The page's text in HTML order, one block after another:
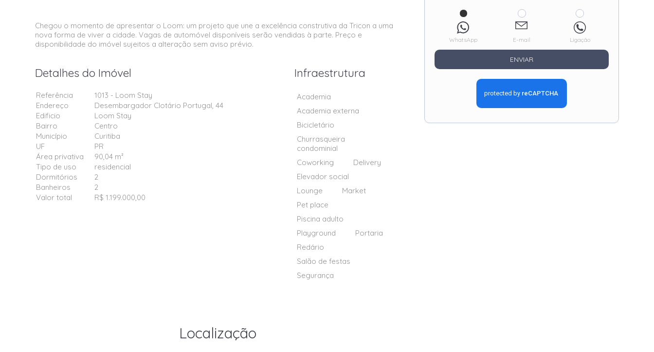
Chegou o momento de apresentar o Loom: um projeto que une a excelência construtiva da Tricon a uma
nova forma de viver a cidade. Vagas de automóvel disponíveis serão vendidas à parte. Preço e
disponibilidade do imóvel sujeitos a alteração sem aviso prévio.
Detalhes do Imóvel
Referência
1013 - Loom Stay
Endereço
Desembargador Clotário Portugal, 44
Edificio
Loom Stay
Bairro
Centro
Município
Curitiba
UF
PR
Área privativa
90,04 m²
Tipo de uso
residencial
Dormitórios
2
Banheiros
2
Valor total
R$ 1.199.000,00
Infraestrutura
Academia
Academia externa
Bicicletário
Churrasqueira
condominial
Coworking
Delivery
Elevador social
Lounge
Market
Pet place
Piscina adulto
Playground
Portaria
Redário
Salão de festas
Segurança
Localização
WhatsApp E-mail Ligação
ENVIAR